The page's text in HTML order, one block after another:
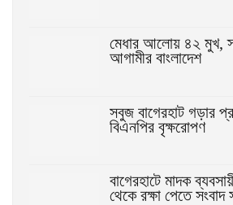
মেধার আলোয় ৪২ মুখ,
আগামীর বাংলাদেশ
সবুজ বাগেরহাট গড়ার
বিএনপির বৃক্ষরোপণ
বাগেরহাটে মাদক
থেকে রক্ষা পেতে সংবাদ